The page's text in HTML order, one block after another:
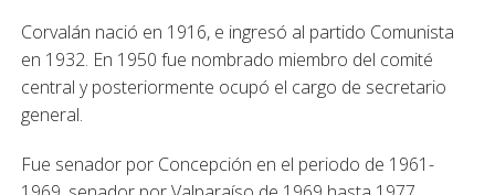
Corvalán nació en 1916, e ingresó al partido Comunista
en 1932. En 1950 fue nombrado miembro del comité
central y posteriormente ocupó el cargo de secretario
general.
Fue senador por Concepción en el periodo de 1961-